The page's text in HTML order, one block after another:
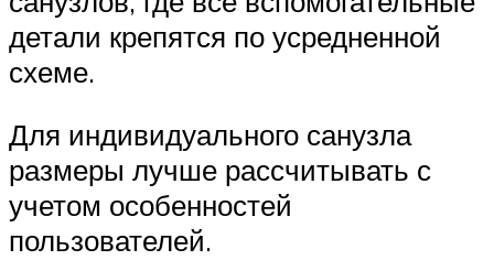
детали крепятся по усредненной
схеме.
Для индивидуального санузла
размеры лучше рассчитывать с
учетом особенностей
пользователей.